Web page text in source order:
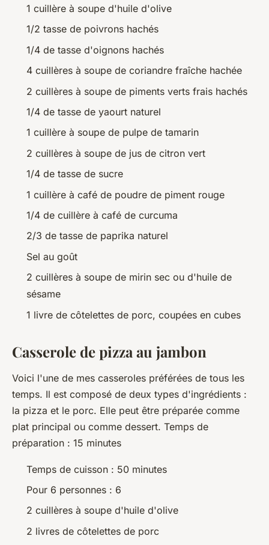
1 cuillère à soupe d'huile d'olive
1/2 tasse de poivrons hachés
1/4 de tasse d'oignons hachés
4 cuillères à soupe de coriandre fraîche hachée
2 cuillères à soupe de piments verts frais hachés
1/4 de tasse de yaourt naturel
1 cuillère à soupe de pulpe de tamarin
2 cuillères à soupe de jus de citron vert
1/4 de tasse de sucre
1 cuillère à café de poudre de piment rouge
1/4 de cuillère à café de curcuma
2/3 de tasse de paprika naturel
Sel au goût
2 cuillères à soupe de mirin sec ou d'huile de
sésame
1 livre de côtelettes de porc, coupées en cubes
Casserole de pizza au jambon
Voici l'une de mes casseroles préférées de tous les
temps. Il est composé de deux types d'ingrédients :
la pizza et le porc. Elle peut être préparée comme
plat principal ou comme dessert. Temps de
préparation : 15 minutes
Temps de cuisson : 50 minutes
Pour 6 personnes : 6
2 cuillères à soupe d'huile d'olive
2 livres de côtelettes de porc